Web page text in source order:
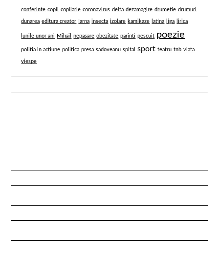
conferinte copii copilarie coronavirus delta dezamagire drumetie drumuri
dunarea editura creator Iarna insecta izolare kamikaze latina liga lirica
lunile unor ani Mihail nepasare obezitate parinti pescuit poezie
politia in actiune politica presa sadoveanu spital sport teatru tnb viata
viespe